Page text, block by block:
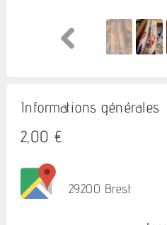
Informations générales
2,00 €
29200 Brest